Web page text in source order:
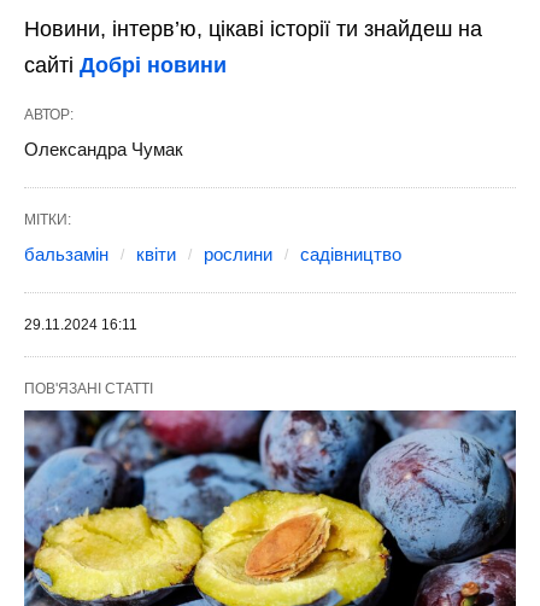
Новини, інтерв’ю, цікаві історії ти знайдеш на
сайті Добрі новини
АВТОР:
Олександра Чумак
МІТКИ:
бальзамін квіти рослини садівництво
29.11.2024 16:11
ПОВ'ЯЗАНІ СТАТТІ